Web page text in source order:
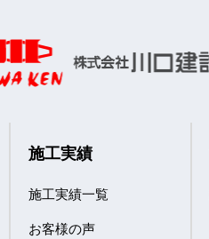
施工実績
施工実績一覧
お客様の声